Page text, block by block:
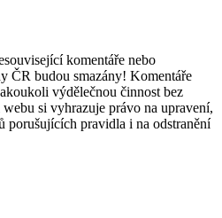
komentáře nebo
ČR budou smazány! Komentáře
výdělečnou činnost bez
si vyhrazuje právo na upravení,
porušujících pravidla i na odstranění